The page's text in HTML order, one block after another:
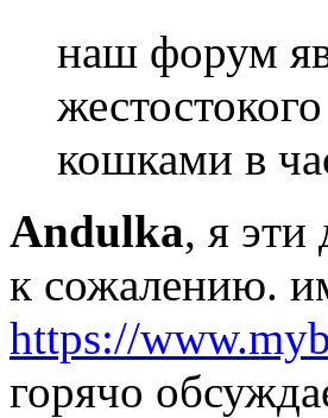
наш форум
кошками в
Andulka, я
к сожалению.
https://
горячо